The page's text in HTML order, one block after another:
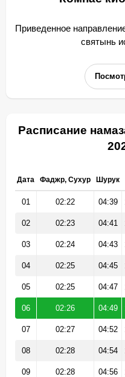
Приведенное
святынь
Расписание
Дата Фаджр, Сухур Шурук
01 02:22 04:39
02 02:23 04:41
03 02:24 04:43
04 02:25 04:45
05 02:25 04:47
06 02:26 04:49
07 02:27 04:52
08 02:28 04:54
09 02:28 04:56